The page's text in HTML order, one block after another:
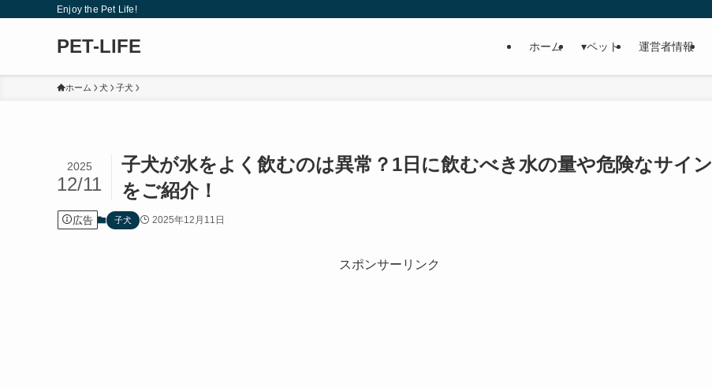
Enjoy the Pet Life!
PET-LIFE ホーム ▾ペット 運営者情報
ホーム 犬 子犬
子犬が水をよく飲むのは異常？1日に飲むべき水の量や危険なサイン
をご紹介！
2025
12/11
広告 子犬 2025年12月11日
スポンサーリンク